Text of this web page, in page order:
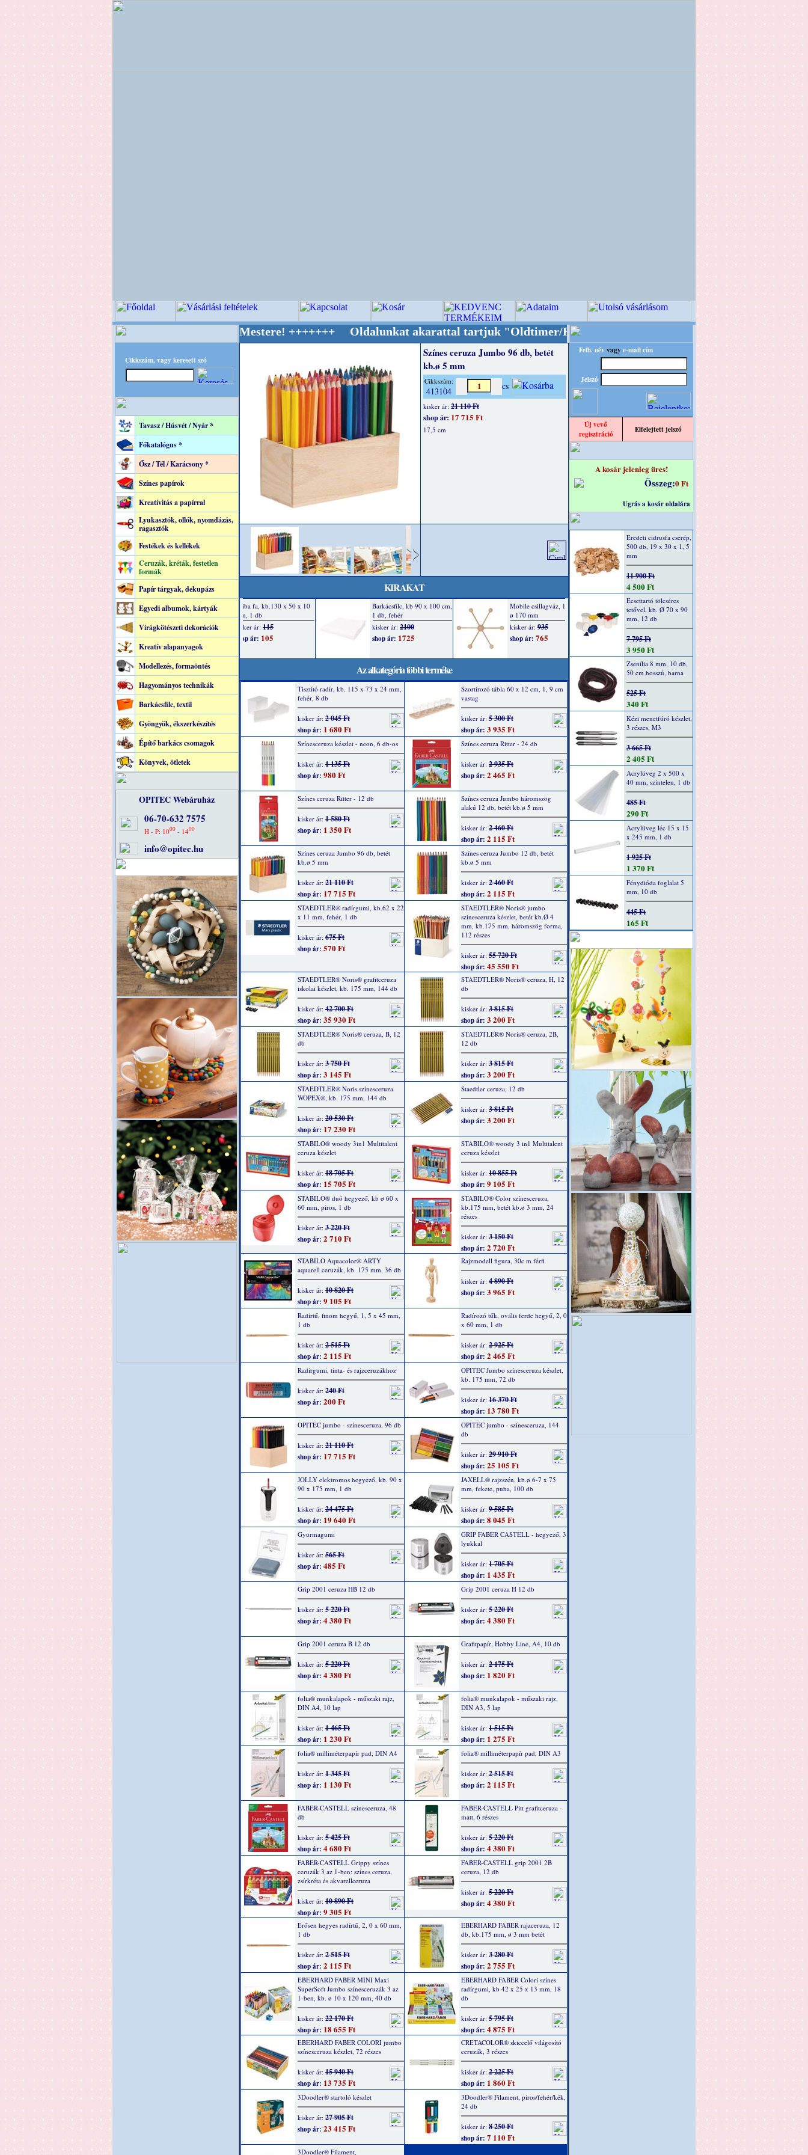
Cikkszám, vagy keresett szó
Tavasz / Húsvét / Nyár *
Főkatalógus *
Ősz / Tél / Karácsony *
Színes papírok
Kreatívitás a papírral
Lyukasztók, ollók, nyomdázás,
ragasztók
Festékek és kellékek
Ceruzák, kréták, festetlen
formák
Papír tárgyak, dekupázs
Egyedi albumok, kártyák
Virágkötészeti dekorációk
Kreatív alapanyagok
Modellezés, formaöntés
Hagyományos technikák
Barkácsfilc, textil
Gyöngyök, ékszerkészítés
Építő barkács csomagok
Könyvek, ötletek
OPITEC Webáruház
06-70-632 7575
H - P: 1000- 1400
info@opitec.hu
OPITEC - A Kreatív Világ Mestere! +++++++ Oldalunkat akarattal tartjuk "Oldtimer/RETRO" designba!
Színes ceruza Jumbo 96 db, betét
kb.ø 5 mm
Cikkszám:
413104 cs
kisker ár: 21 110 Ft
shop ár: 17 715 Ft
17,5 cm
KIRAKAT
Az alkategória többi terméke
Tisztító radír, kb. 115 x 73 x 24 mm,
fehér, 8 db
kisker ár: 2 045 Ft
shop ár: 1 680 Ft
Szortírozó tábla 60 x 12 cm, 1, 9 cm
vastag
kisker ár: 5 300 Ft
shop ár: 3 935 Ft
Színesceruza készlet - neon, 6 db-os
kisker ár: 1 135 Ft
shop ár: 980 Ft
Színes ceruza Ritter - 24 db
kisker ár: 2 935 Ft
shop ár: 2 465 Ft
Színes ceruza Ritter - 12 db
kisker ár: 1 580 Ft
shop ár: 1 350 Ft
Színes ceruza Jumbo háromszög
alakú 12 db, betét kb.ø 5 mm
kisker ár: 2 460 Ft
shop ár: 2 115 Ft
Színes ceruza Jumbo 96 db, betét
kb.ø 5 mm
kisker ár: 21 110 Ft
shop ár: 17 715 Ft
Színes ceruza Jumbo 12 db, betét
kb.ø 5 mm
kisker ár: 2 460 Ft
shop ár: 2 115 Ft
STAEDTLER® radírgumi, kb.62 x 22
x 11 mm, fehér, 1 db
kisker ár: 675 Ft
shop ár: 570 Ft
STAEDTLER® Noris® jumbo
színesceruza készlet, betét kb.Ø 4
mm, kb.175 mm, háromszög forma,
112 részes
kisker ár: 55 720 Ft
shop ár: 45 550 Ft
STAEDTLER® Noris® grafitceruza
iskolai készlet, kb. 175 mm, 144 db
kisker ár: 42 700 Ft
shop ár: 35 930 Ft
STAEDTLER® Noris® ceruza, H, 12
db
kisker ár: 3 815 Ft
shop ár: 3 200 Ft
STAEDTLER® Noris® ceruza, B, 12
db
kisker ár: 3 750 Ft
shop ár: 3 145 Ft
STAEDTLER® Noris® ceruza, 2B,
12 db
kisker ár: 3 815 Ft
shop ár: 3 200 Ft
STAEDTLER® Noris színesceruza
WOPEX®, kb. 175 mm, 144 db
kisker ár: 20 530 Ft
shop ár: 17 230 Ft
Staedtler ceruza, 12 db
kisker ár: 3 815 Ft
shop ár: 3 200 Ft
STABILO® woody 3in1 Multitalent
ceruza készlet
kisker ár: 18 705 Ft
shop ár: 15 705 Ft
STABILO® woody 3 in1 Multitalent
ceruza készlet
kisker ár: 10 855 Ft
shop ár: 9 105 Ft
STABILO® duó hegyező, kb ø 60 x
60 mm, piros, 1 db
kisker ár: 3 220 Ft
shop ár: 2 710 Ft
STABILO® Color színesceruza,
kb.175 mm, betét kb.ø 3 mm, 24
részes
kisker ár: 3 150 Ft
shop ár: 2 720 Ft
STABILO Aquacolor® ARTY
aquarell ceruzák, kb. 175 mm, 36 db
kisker ár: 10 820 Ft
shop ár: 9 105 Ft
Rajzmodell figura, 30c m férfi
kisker ár: 4 890 Ft
shop ár: 3 965 Ft
Radírtű, finom hegyű, 1, 5 x 45 mm,
1 db
kisker ár: 2 515 Ft
shop ár: 2 115 Ft
Radírozó tűk, ovális ferde hegyű, 2, 0
x 60 mm, 1 db
kisker ár: 2 925 Ft
shop ár: 2 465 Ft
Radírgumi, tinta- és rajzceruzákhoz
kisker ár: 240 Ft
shop ár: 200 Ft
OPITEC Jumbo színesceruza készlet,
kb. 175 mm, 72 db
kisker ár: 16 370 Ft
shop ár: 13 780 Ft
OPITEC jumbo - színesceruza, 96 db
kisker ár: 21 110 Ft
shop ár: 17 715 Ft
OPITEC jumbo - színesceruza, 144
db
kisker ár: 29 910 Ft
shop ár: 25 105 Ft
JOLLY elektromos hegyező, kb. 90 x
90 x 175 mm, 1 db
kisker ár: 24 475 Ft
shop ár: 19 640 Ft
JAXELL® rajzszén, kb.ø 6-7 x 75
mm, fekete, puha, 100 db
kisker ár: 9 585 Ft
shop ár: 8 045 Ft
Gyurmagumi
kisker ár: 565 Ft
shop ár: 485 Ft
GRIP FABER CASTELL - hegyező, 3
lyukkal
kisker ár: 1 705 Ft
shop ár: 1 435 Ft
Grip 2001 ceruza HB 12 db
kisker ár: 5 220 Ft
shop ár: 4 380 Ft
Grip 2001 ceruza H 12 db
kisker ár: 5 220 Ft
shop ár: 4 380 Ft
Grip 2001 ceruza B 12 db
kisker ár: 5 220 Ft
shop ár: 4 380 Ft
Grafitpapír, Hobby Line, A4, 10 db
kisker ár: 2 175 Ft
shop ár: 1 820 Ft
folia® munkalapok - műszaki rajz,
DIN A4, 10 lap
kisker ár: 1 465 Ft
shop ár: 1 230 Ft
folia® munkalapok - műszaki rajz,
DIN A3, 5 lap
kisker ár: 1 515 Ft
shop ár: 1 275 Ft
folia® milliméterpapír pad, DIN A4
kisker ár: 1 345 Ft
shop ár: 1 130 Ft
folia® milliméterpapír pad, DIN A3
kisker ár: 2 515 Ft
shop ár: 2 115 Ft
FABER-CASTELL színesceruza, 48
db
kisker ár: 5 425 Ft
shop ár: 4 680 Ft
FABER-CASTELL Pitt grafitceruza -
matt, 6 részes
kisker ár: 5 220 Ft
shop ár: 4 380 Ft
FABER-CASTELL Grippy színes
ceruzák 3 az 1-ben: színes ceruza,
zsírkréta és akvarellceruza
kisker ár: 10 890 Ft
shop ár: 9 305 Ft
FABER-CASTELL grip 2001 2B
ceruza, 12 db
kisker ár: 5 220 Ft
shop ár: 4 380 Ft
Erősen hegyes radírtű, 2, 0 x 60 mm,
1 db
kisker ár: 2 515 Ft
shop ár: 2 115 Ft
EBERHARD FABER rajzceruza, 12
db, kb.175 mm, ø 3 mm betét
kisker ár: 3 280 Ft
shop ár: 2 755 Ft
EBERHARD FABER MINI Maxi
SuperSoft Jumbo színesceruzák 3 az
1-ben, kb. ø 10 x 120 mm, 40 db
kisker ár: 22 170 Ft
shop ár: 18 655 Ft
EBERHARD FABER Colori színes
radírgumi, kb 42 x 25 x 13 mm, 18
db
kisker ár: 5 795 Ft
shop ár: 4 875 Ft
EBERHARD FABER COLORI jumbo
színesceruza készlet, 72 részes
kisker ár: 15 940 Ft
shop ár: 13 735 Ft
CRETACOLOR® skiccelő világosító
ceruzák, 3 részes
kisker ár: 2 225 Ft
shop ár: 1 860 Ft
3Doodler® startoló készlet
kisker ár: 27 905 Ft
shop ár: 23 415 Ft
3Doodler® Filament, piros/fehér/kék,
24 db
kisker ár: 8 250 Ft
shop ár: 7 110 Ft
3Doodler® Filament,
Felh. név vagy e-mail cím
Jelszó
Új vevő
regisztráció
Elfelejtett jelszó
A kosár jelenleg üres!
Összeg:0 Ft
Ugrás a kosár oldalára
Eredeti cidrusfa cserép,
500 db, 19 x 30 x 1, 5
mm
11 900 Ft
4 500 Ft
Ecsettartó tölcséres
tetővel, kb. Ø 70 x 90
mm, 12 db
7 795 Ft
3 950 Ft
Zsenília 8 mm, 10 db,
50 cm hosszú, barna
525 Ft
340 Ft
Kézi menetfúró készlet,
3 részes, M3
3 665 Ft
2 405 Ft
Acrylüveg 2 x 500 x
40 mm, színtelen, 1 db
485 Ft
290 Ft
Acrylüveg léc 15 x 15
x 245 mm, 1 db
1 925 Ft
1 370 Ft
Fénydióda foglalat 5
mm, 10 db
445 Ft
165 Ft